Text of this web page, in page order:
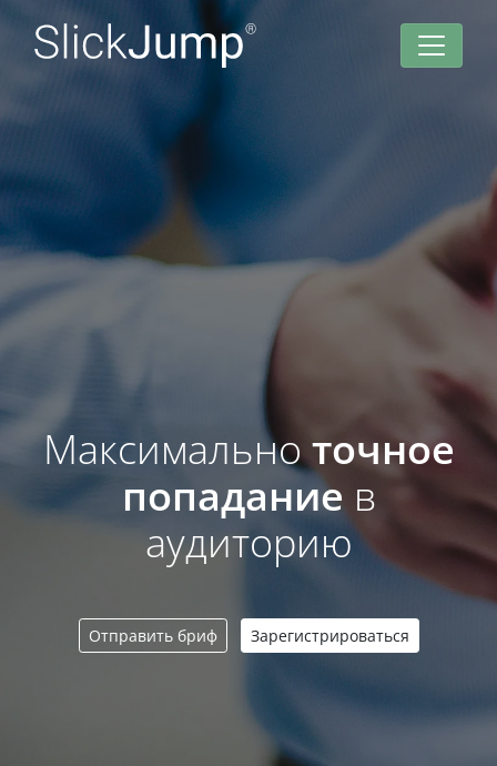
Максимальноточное
попадание в
аудиторию
Отправить бриф Зарегистрироваться